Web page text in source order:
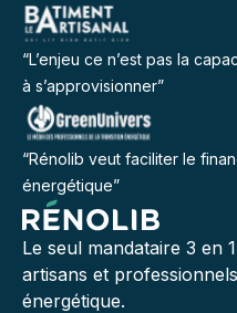
“L’enjeu ce n’est pas la
à s’approvisionner”
“Rénolib veut faciliter le
énergétique”
Le seul mandataire 3 en
artisans et
énergétique.